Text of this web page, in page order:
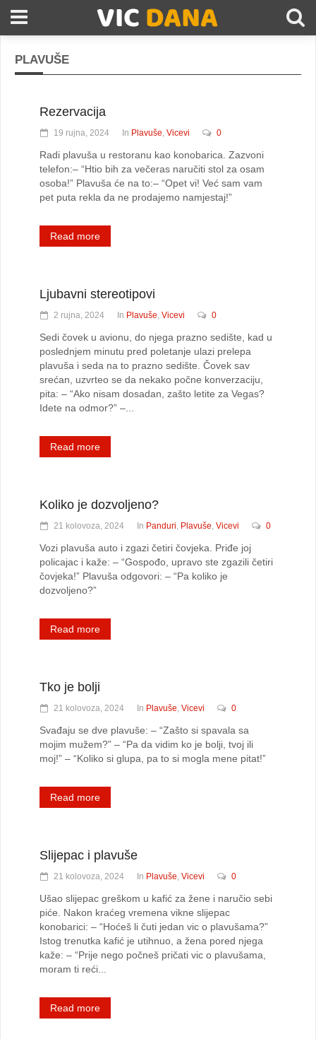
PLAVUŠE
Rezervacija
19 rujna, 2024 In Plavuše, Vicevi 0
Radi plavuša u restoranu kao konobarica. Zazvoni
telefon:– “Htio bih za večeras naručiti stol za osam
osoba!” Plavuša će na to:– “Opet vi! Već sam vam
pet puta rekla da ne prodajemo namjestaj!”
Read more
Ljubavni stereotipovi
2 rujna, 2024 In Plavuše, Vicevi 0
Sedi čovek u avionu, do njega prazno sedište, kad u
poslednjem minutu pred poletanje ulazi prelepa
plavuša i seda na to prazno sedište. Čovek sav
srećan, uzvrteo se da nekako počne konverzaciju,
pita: – “Ako nisam dosadan, zašto letite za Vegas?
Idete na odmor?” –...
Read more
Koliko je dozvoljeno?
21 kolovoza, 2024 In Panduri, Plavuše, Vicevi 0
Vozi plavuša auto i zgazi četiri čovjeka. Priđe joj
policajac i kaže: – “Gospođo, upravo ste zgazili četiri
čovjeka!” Plavuša odgovori: – “Pa koliko je
dozvoljeno?”
Read more
Tko je bolji
21 kolovoza, 2024 In Plavuše, Vicevi 0
Svađaju se dve plavuše: – “Zašto si spavala sa
mojim mužem?” – “Pa da vidim ko je bolji, tvoj ili
moj!” – “Koliko si glupa, pa to si mogla mene pitat!”
Read more
Slijepac i plavuše
21 kolovoza, 2024 In Plavuše, Vicevi 0
Ušao slijepac greškom u kafić za žene i naručio sebi
piće. Nakon kraćeg vremena vikne slijepac
konobarici: – “Hoćeš li čuti jedan vic o plavušama?”
Istog trenutka kafić je utihnuo, a žena pored njega
kaže: – “Prije nego počneš pričati vic o plavušama,
moram ti reći...
Read more